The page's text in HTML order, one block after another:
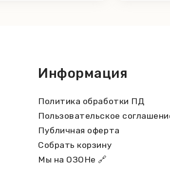
Информация
Политика обработки ПД
Пользовательское
Публичная оферта
Собрать корзину
Мы на ОЗОНе 🔗